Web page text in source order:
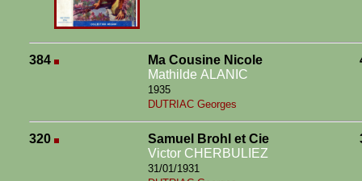
384
Ma Cousine Nicole
Mathilde ALANIC
1935
DUTRIAC Georges
320
Samuel Brohl et Cie
Victor CHERBULIEZ
31/01/1931